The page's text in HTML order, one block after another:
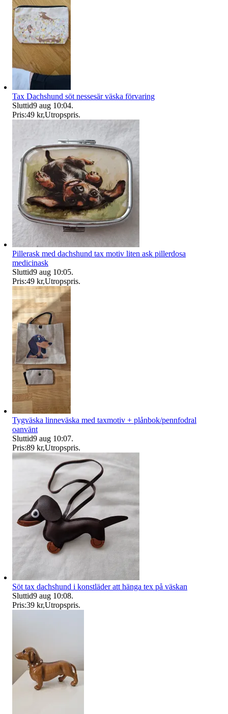
Tax Dachshund söt nessesär väska förvaring
Sluttid9 aug 10:04.
Pris:49 kr,Utropspris.
Pillerask med dachshund tax motiv liten ask pillerdosa
medicinask
Sluttid9 aug 10:05.
Pris:49 kr,Utropspris.
Tygväska linneväska med taxmotiv + plånbok/pennfodral
oanvänt
Sluttid9 aug 10:07.
Pris:89 kr,Utropspris.
Söt tax dachshund i konstläder att hänga tex på väskan
Sluttid9 aug 10:08.
Pris:39 kr,Utropspris.